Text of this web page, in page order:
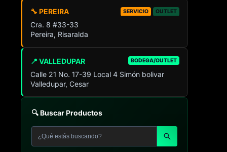
📍 VALLEDUPAR BODEGA/OUTLET
Calle 21 No. 17-39 Local 4 Simón bolivar
Valledupar, Cesar
🔧 PEREIRA SERVICIO OUTLET
Cra. 8 #33-33
Pereira, Risaralda
🔍 Buscar Productos